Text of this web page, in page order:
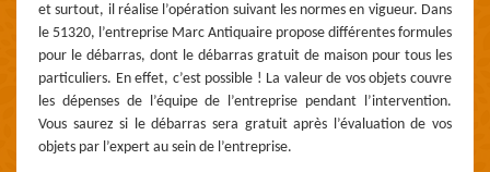
et surtout, il réalise l’opération suivant les normes en vigueur. Dans
le 51320, l’entreprise Marc Antiquaire propose différentes formules
pour le débarras, dont le débarras gratuit de maison pour tous les
particuliers. En effet, c’est possible ! La valeur de vos objets couvre
les dépenses de l’équipe de l’entreprise pendant l’intervention.
Vous saurez si le débarras sera gratuit après l’évaluation de vos
objets par l’expert au sein de l’entreprise.